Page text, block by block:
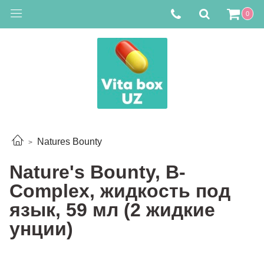
0
Natures Bounty
Nature's Bounty, B-
Complex, жидкость под
язык, 59 мл (2 жидкие
унции)